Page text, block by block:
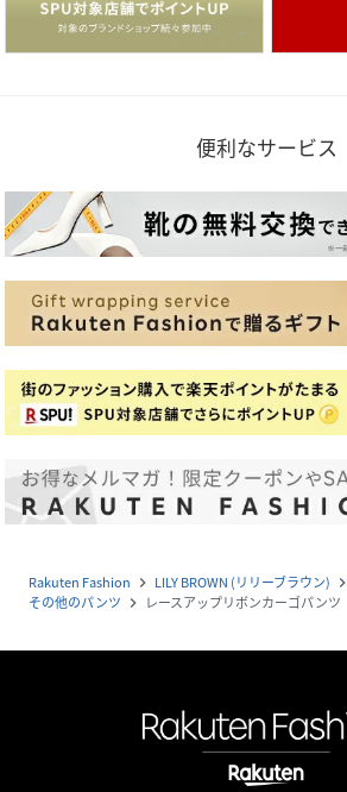
便利なサービス
Rakuten Fashion navigate_next LILY BROWN (リリーブラウン) navigate_next
その他のパンツ navigate_next レースアップリボンカーゴパンツ